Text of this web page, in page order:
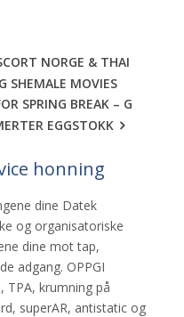
NORGE & THAI
SHEMALE MOVIES
SPRING BREAK – G
EGGSTOKK
honning
dine Datek
og organisatoriske
dine mot tap,
adgang. OPPGI
TPA, krumning på
superAR, antistatic og